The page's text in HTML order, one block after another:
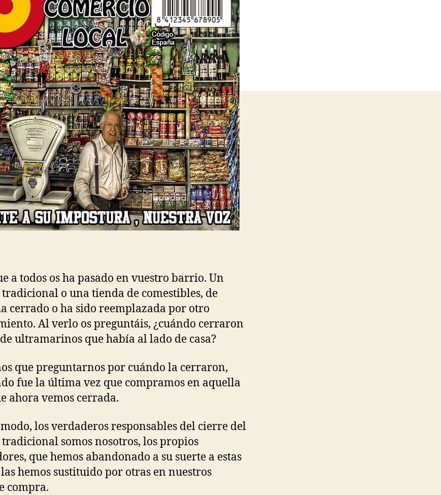
a todos os ha pasado en vuestro barrio. Un
o una tienda de comestibles, de
cerrado o ha sido reemplazada por otro
Al verlo os preguntáis, ¿cuándo cerraron
ultramarinos que había al lado de casa?
que preguntarnos por cuándo la cerraron,
fue la última vez que compramos en aquella
ahora vemos cerrada.
los verdaderos responsables del cierre del
somos nosotros, los propios
que hemos abandonado a su suerte a estas
hemos sustituido por otras en nuestros
compra.